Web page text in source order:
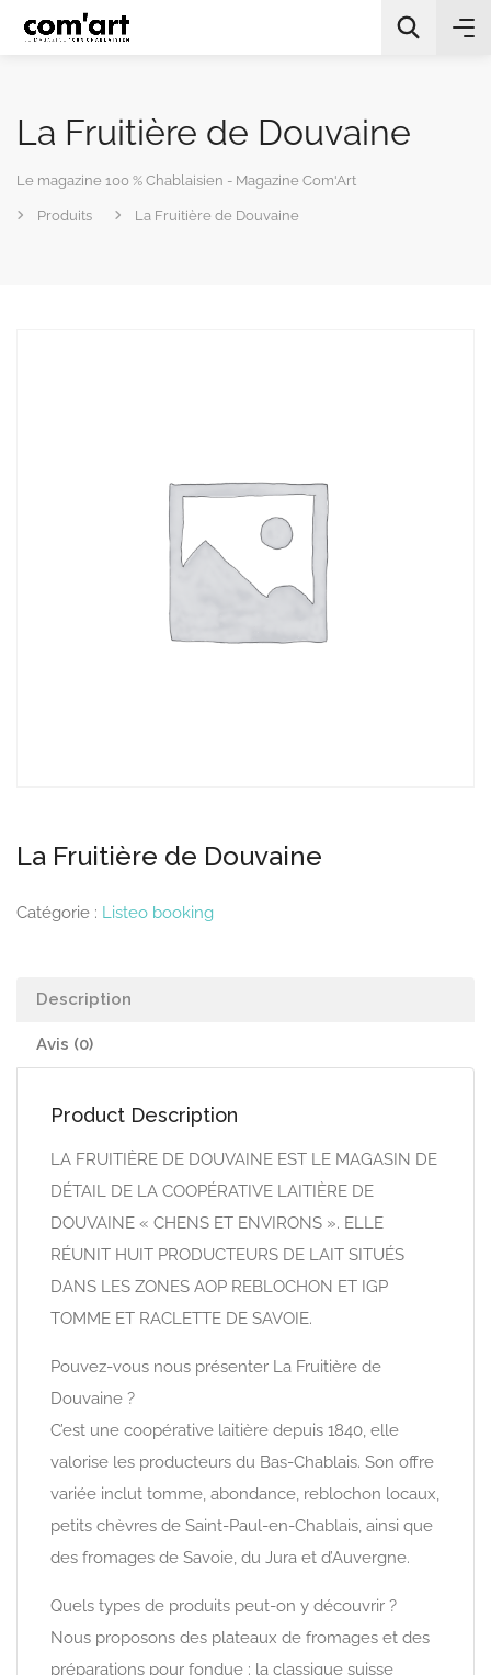
La Fruitière de Douvaine
Le magazine 100 % Chablaisien - Magazine Com'Art
Produits La Fruitière de Douvaine
La Fruitière de Douvaine
Catégorie : Listeo booking
Description
Avis (0)
Product Description
LA FRUITIÈRE DE DOUVAINE EST LE MAGASIN DE
DÉTAIL DE LA COOPÉRATIVE LAITIÈRE DE
DOUVAINE « CHENS ET ENVIRONS ». ELLE
RÉUNIT HUIT PRODUCTEURS DE LAIT SITUÉS
DANS LES ZONES AOP REBLOCHON ET IGP
TOMME ET RACLETTE DE SAVOIE.
Pouvez-vous nous présenter La Fruitière de
Douvaine ?
C’est une coopérative laitière depuis 1840, elle
valorise les producteurs du Bas-Chablais. Son offre
variée inclut tomme, abondance, reblochon locaux,
petits chèvres de Saint-Paul-en-Chablais, ainsi que
des fromages de Savoie, du Jura et d’Auvergne.
Quels types de produits peut-on y découvrir ?
Nous proposons des plateaux de fromages et des
préparations pour fondue : la classique suisse